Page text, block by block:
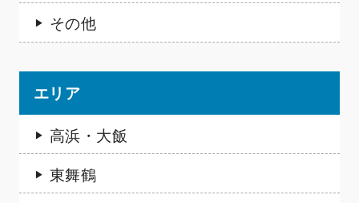
その他
エリア
高浜・大飯
東舞鶴